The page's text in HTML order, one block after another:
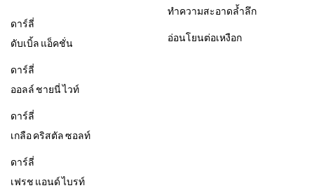
ดาร์ลี่
ดับเบิ้ล แอ็คชั่น
ดาร์ลี่
ออลล์ ชายนี่ ไวท์
ดาร์ลี่
เกลือ คริสตัล ซอลท์
ดาร์ลี่
เฟรช แอนด์ ไบรท์
ทำความสะอาดล้ำลึก
อ่อนโยนต่อเหงือก